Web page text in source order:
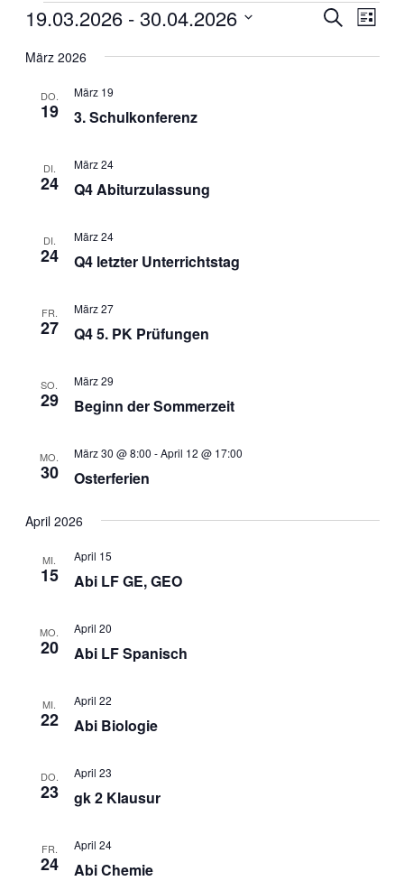
Veranstaltungen
und
Suche
Liste
19.03.2026 - 30.04.2026
wählen.
März 2026
DO.
19 3. Schulkonferenz
März 19
DI.
24 Q4 Abiturzulassung
März 24
DI.
24 Q4 letzter Unterrichtstag
März 24
FR.
27 Q4 5. PK Prüfungen
März 27
SO.
29 Beginn der Sommerzeit
März 29
MO.
30 Osterferien
März 30 @ 8:00 -April 12 @ 17:00
April 2026
MI.
15 Abi LF GE, GEO
April 15
MO.
20 Abi LF Spanisch
April 20
MI.
22 Abi Biologie
April 22
DO.
23 gk 2 Klausur
April 23
FR.
24 Abi Chemie
April 24